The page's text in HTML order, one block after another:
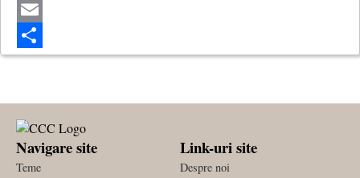
Twitter
Email
Share
Navigare site
Teme
Link-uri site
Despre noi